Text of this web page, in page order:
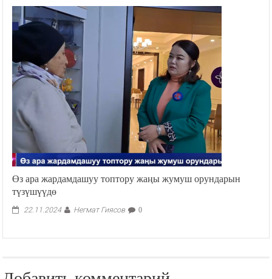
Өз ара жардамдашуу топтору жаңы жумуш орундарын
түзүшүүдө
22.11.2024 Негмат Гиясов 0